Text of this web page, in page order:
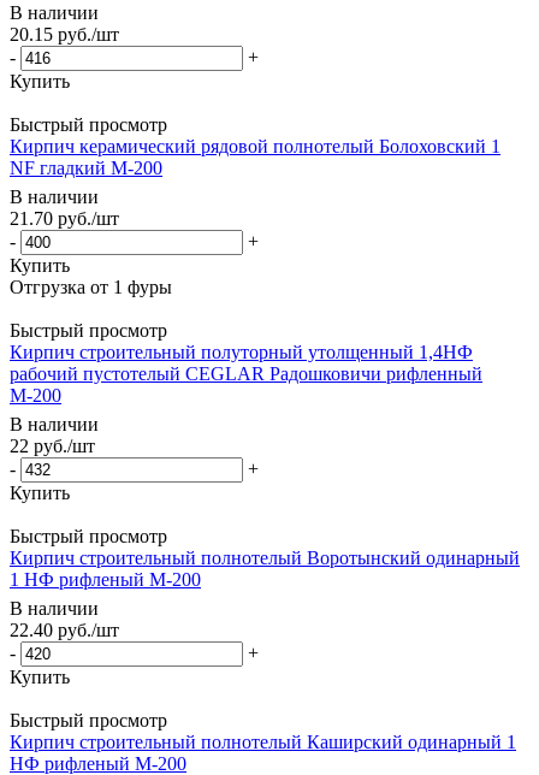
В наличии
20.15 руб./шт
-
+
Купить
Быстрый просмотр
Кирпич керамический рядовой полнотелый Болоховский 1
NF гладкий М-200
В наличии
21.70 руб./шт
-
+
Купить
Быстрый просмотр
Кирпич строительный полуторный утолщенный 1,4НФ
рабочий пустотелый CEGLAR Радошковичи рифленный
М-200
В наличии
22 руб./шт
-
+
Купить
Быстрый просмотр
Кирпич строительный полнотелый Воротынский одинарный
1 НФ рифленый М-200
В наличии
22.40 руб./шт
-
+
Купить
Быстрый просмотр
Кирпич строительный полнотелый Каширский одинарный 1
НФ рифленый М-200